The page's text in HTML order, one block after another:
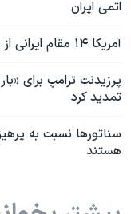
اتمی ایران
آمریکا ۱۴ مقام ایرانی از جمله صادق لاریجانی را تحریم کرد
پرزیدنت ترامپ برای
تمدید کرد
سناتورها نسبت به
هستند